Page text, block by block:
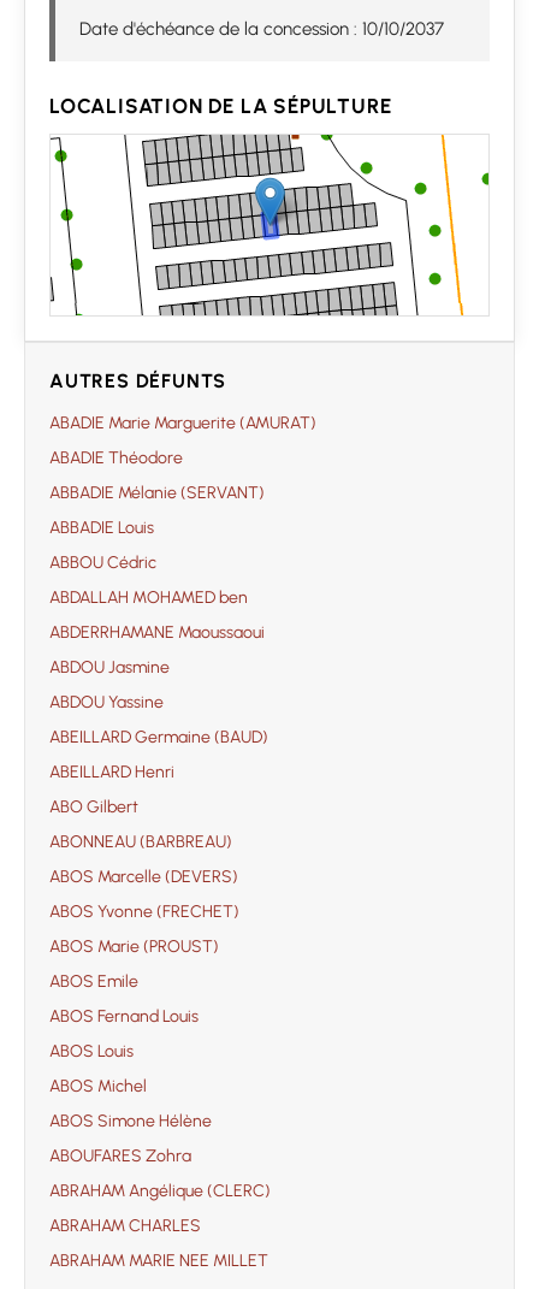
Date d'échéance de la concession : 10/10/2037
LOCALISATION DE LA SÉPULTURE
AUTRES DÉFUNTS
ABADIE Marie Marguerite (AMURAT)
ABADIE Théodore
ABBADIE Mélanie (SERVANT)
ABBADIE Louis
ABBOU Cédric
ABDALLAH MOHAMED ben
ABDERRHAMANE Maoussaoui
ABDOU Jasmine
ABDOU Yassine
ABEILLARD Germaine (BAUD)
ABEILLARD Henri
ABO Gilbert
ABONNEAU (BARBREAU)
ABOS Marcelle (DEVERS)
ABOS Yvonne (FRECHET)
ABOS Marie (PROUST)
ABOS Emile
ABOS Fernand Louis
ABOS Louis
ABOS Michel
ABOS Simone Hélène
ABOUFARES Zohra
ABRAHAM Angélique (CLERC)
ABRAHAM CHARLES
ABRAHAM MARIE NEE MILLET